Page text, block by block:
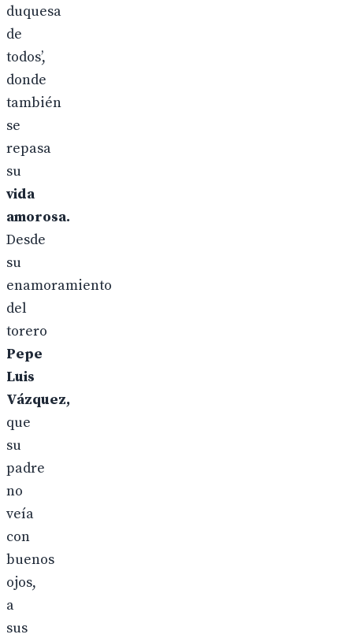
duquesa
de
todos’,
donde
también
se
repasa
su
vida
amorosa.
Desde
su
enamoramiento
del
torero
Pepe
Luis
Vázquez,
que
su
padre
no
veía
con
buenos
ojos,
a
sus